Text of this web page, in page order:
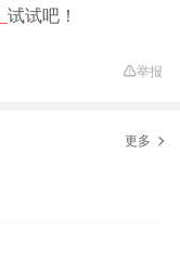
试试吧！
举报
更多